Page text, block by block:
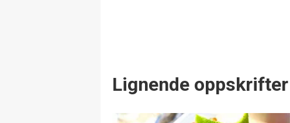
Lignende oppskrifter